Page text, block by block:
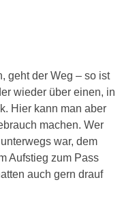
geht der Weg – so ist
wieder über einen, in
Hier kann man aber
machen. Wer
war, dem
Aufstieg zum Pass
auch gern drauf